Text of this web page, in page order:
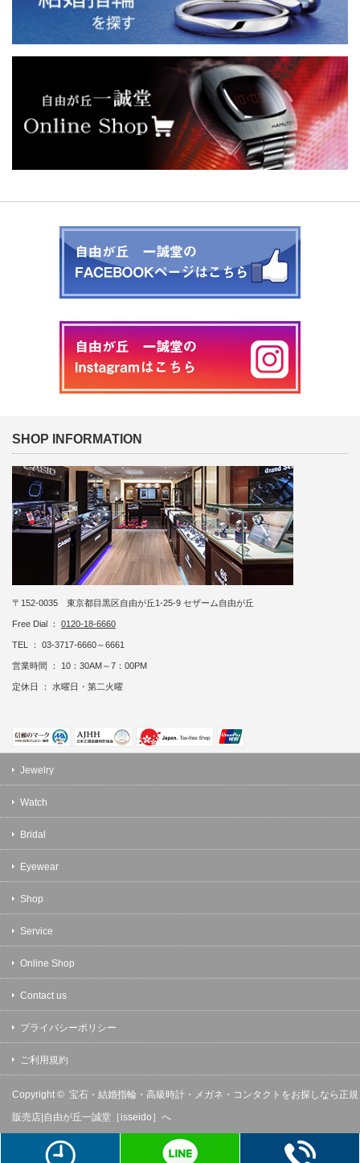
SHOP INFORMATION
〒152-0035 東京都目黒区自由が丘1-25-9 セザーム自由が丘
Free Dial ： 0120-18-6660
TEL ： 03-3717-6660～6661
営業時間 ： 10：30AM～7：00PM
定休日 ： 水曜日・第二火曜
Jewelry
Watch
Bridal
Eyewear
Shop
Service
Online Shop
Contact us
プライバシーポリシー
ご利用規約
Copyright © 宝石・結婚指輪・高級時計・メガネ・コンタクトをお探しなら正規
販売店|自由が丘一誠堂［isseido］へ